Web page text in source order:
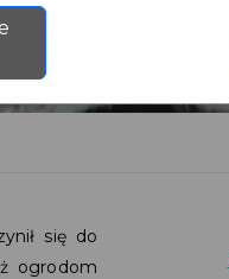
się do
ogrodom